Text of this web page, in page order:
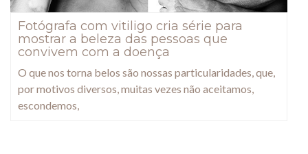
Fotógrafa com vitiligo cria série para
mostrar a beleza das pessoas que
convivem com a doença
O que nos torna belos são nossas particularidades, que,
por motivos diversos, muitas vezes não aceitamos,
escondemos,